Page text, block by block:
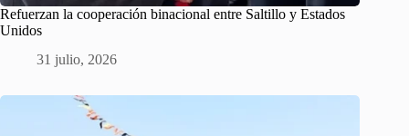
Refuerzan la cooperación binacional entre Saltillo y Estados
Unidos
31 julio, 2026